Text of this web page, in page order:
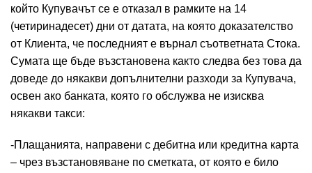
който Купувачът се е отказал в рамките на 14
(четиринадесет) дни от датата, на която доказателство
от Клиента, че последният е върнал съответната Стока.
Сумата ще бъде възстановена както следва без това да
доведе до някакви допълнителни разходи за Купувача,
освен ако банката, която го обслужва не изисква
някакви такси:
-Плащанията, направени с дебитна или кредитна карта
– чрез възстановяване по сметката, от която е било